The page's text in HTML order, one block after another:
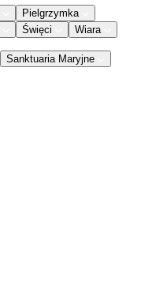
Pielgrzymka
Święci Wiara
Sanktuaria Maryjne